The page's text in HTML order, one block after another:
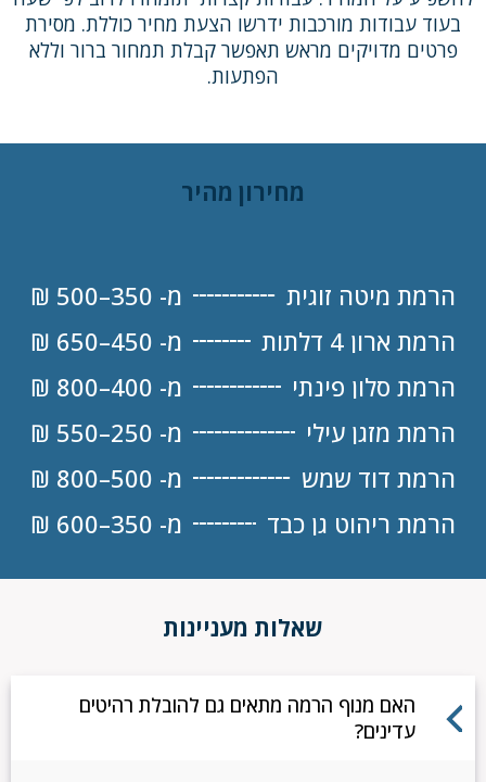
בעוד עבודות מורכבות ידרשו הצעת מחיר כוללת. מסירת
פרטים מדויקים מראש תאפשר קבלת תמחור ברור וללא
הפתעות.
מחירון מהיר
הרמת מיטה זוגית
מ- 350–500 ₪
הרמת ארון 4 דלתות
מ- 450–650 ₪
הרמת סלון פינתי
מ- 400–800 ₪
הרמת מזגן עילי
מ- 250–550 ₪
הרמת דוד שמש
מ- 500–800 ₪
הרמת ריהוט גן כבד
מ- 350–600 ₪
שאלות מעניינות
האם מנוף הרמה מתאים גם להובלת רהיטים
עדינים?